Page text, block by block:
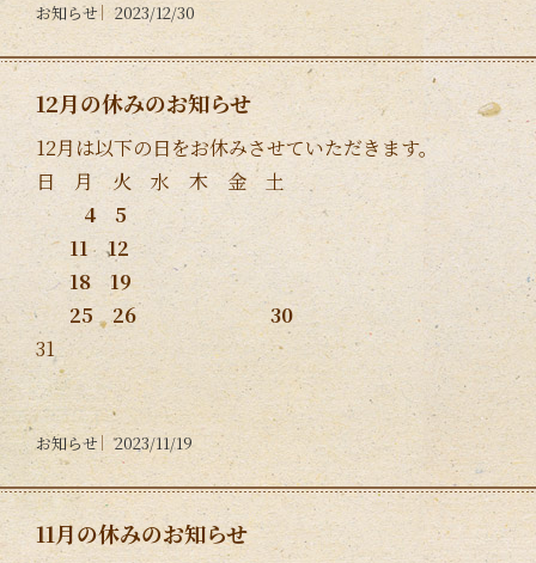
お知らせ 2023/12/30
12月の休みのお知らせ
12月は以下の日をお休みさせていただきます。
日 月 火 水 木 金 土
4 5
11 12
18 19
25 26 30
31
お知らせ 2023/11/19
11月の休みのお知らせ